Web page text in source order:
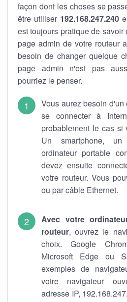
façon dont les choses se
être utiliser 192.168.247.240
est toujours pratique de savoir
page admin de votre routeur
besoin de changer quelque
page admin n'est pas
pourriez le penser.
Vous aurez besoin
se connecter à
probablement le cas si
Un smartphone,
ordinateur portable
devez ensuite
votre routeur. Vous
ou par câble Ethernet.
Avec votre
routeur, ouvrez le
choix. Google
Microsoft Edge ou
exemples de
votre navigateur
adresse IP,